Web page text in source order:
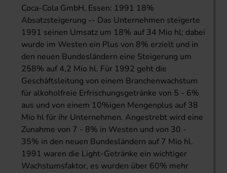
Coca-Cola GmbH, Essen: 1991 18%
Absatzsteigerung -- Das Unternehmen steigerte
1991 seinen Umsatz um 18% auf 34 Mio hl; dabei
wurde im Westen ein Plus von 8% erzielt und in
den neuen Bundesländern eine Steigerung um
258% auf 4,2 Mio hl. Für 1992 geht die
Geschäftsleitung von einem Branchenwachstum
für alkoholfreie Erfrischungsgetränke von 5 - 6%
aus und von einem 10%igen Mengenplus auf 38
Mio hl für ihr Unternehmen. Angestrebt wird eine
Zunahme von 7 - 8% in Westen und von 30 -
35% in den neuen Bundesländern auf 7 Mio hl.
1991 waren die Light-Getränke ein wichtiger
Wachstumsfaktor, es wurden über 60% mehr